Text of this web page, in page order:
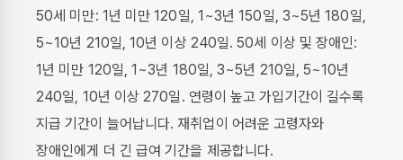
50세 미만: 1년 미만 120일, 1~3년 150일, 3~5년 180일,
5~10년 210일, 10년 이상 240일. 50세 이상 및 장애인:
1년 미만 120일, 1~3년 180일, 3~5년 210일, 5~10년
240일, 10년 이상 270일. 연령이 높고 가입기간이 길수록
지급 기간이 늘어납니다. 재취업이 어려운 고령자와
장애인에게 더 긴 급여 기간을 제공합니다.